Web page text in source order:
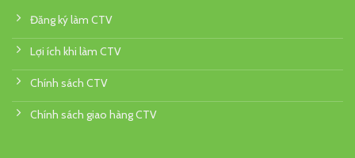
Đăng ký làm CTV
Lợi ích khi làm CTV
Chính sách CTV
Chính sách giao hàng CTV